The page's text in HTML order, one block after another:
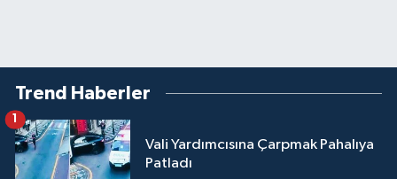
Trend Haberler
Vali Yardımcısına Çarpmak Pahalıya
Patladı
1